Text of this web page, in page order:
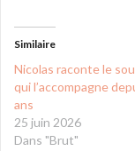
Similaire
Nicolas raconte le
qui l’accompagne
ans
25 juin 2026
Dans "Brut"